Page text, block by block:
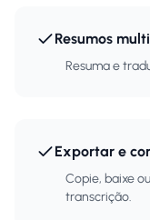
Resumos
Resuma e
Exportar e
Copie, baixe
transcrição.